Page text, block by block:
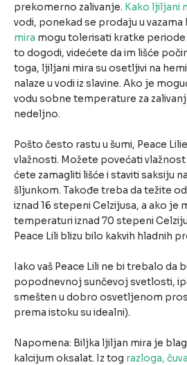
prekomerno zalivanje. Kako ljiljani
vodi, ponekad se prodaju u vazama
mira mogu tolerisati kratke periode
to dogodi, videćete da im lišće
toga, ljiljani mira su osetljivi na
nalaze u vodi iz slavine. Ako je
vodu sobne temperature za
nedeljno.
Pošto često rastu u šumi, Peace
vlažnosti. Možete povećati
ćete zamagliti lišće i staviti saksiju
šljunkom. Takođe treba da težite
iznad 16 stepeni Celzijusa, a ako je
temperaturi iznad 70 stepeni
Peace Lili blizu bilo kakvih hladnih
Iako vaš Peace Lili ne bi trebalo da
popodnevnoj sunčevoj svetlosti,
smešten u dobro osvetljenom
prema istoku su idealni).
Napomena: Biljka ljiljan mira je
kalcijum oksalat. Iz tog razloga,